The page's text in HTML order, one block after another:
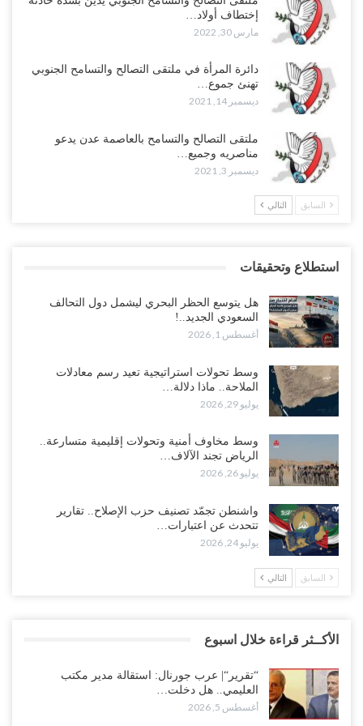
إختطاف أولاد…
مارس 30, 2022
دائرة المرأة في ملتقى التصالح والتسامح الجنوبي
تهنئ جموع…
ديسمبر 14, 2021
ملتقى التصالح والتسامح بالعاصمة عدن يدعو
مناصريه وجميع…
ديسمبر 3, 2021
السابق التالي
استطلاع وتحقيقات
هل يتوسع الحظر البحري ليشمل دول التحالف
السعودي الجديد..!
أغسطس 1, 2026
وسط تحولات استراتيجية تعيد رسم معادلات
الملاحة.. ماذا دلالة…
يوليو 29, 2026
وسط مخاوف أمنية وتحولات إقليمية متسارعة..
الرياض تجند الآلاف…
يوليو 26, 2026
واشنطن تجمّد تصنيف حزب الإصلاح.. تقارير
تتحدث عن اعتبارات…
يوليو 24, 2026
السابق التالي
الأكــثر قراءة خلال اسبوع
“تقرير“| عرب جورنال: استقالة مدير مكتب
العليمي.. هل دخلت…
أغسطس 5, 2026